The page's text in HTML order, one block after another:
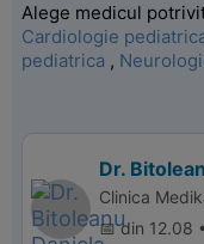
Alege medicul
Cardiologie
pediatrica ,
Dr.
Clinica
📅 din 12.08